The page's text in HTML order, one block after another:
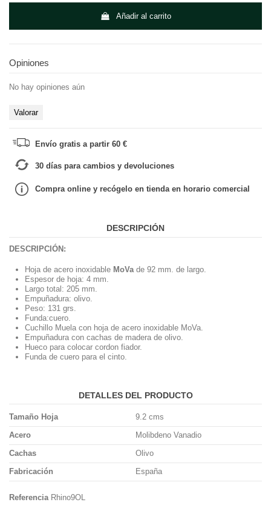
Añadir al carrito
Opiniones
No hay opiniones aún
Valorar
Envío gratis a partir 60 €
30 días para cambios y devoluciones
Compra online y recógelo en tienda en horario comercial
DESCRIPCIÓN
DESCRIPCIÓN:
Hoja de acero inoxidable MoVa de 92 mm. de largo.
Espesor de hoja: 4 mm.
Largo total: 205 mm.
Empuñadura: olivo.
Peso: 131 grs.
Funda:cuero.
Cuchillo Muela con hoja de acero inoxidable MoVa.
Empuñadura con cachas de madera de olivo.
Hueco para colocar cordon fiador.
Funda de cuero para el cinto.
DETALLES DEL PRODUCTO
Tamaño Hoja
9.2 cms
Acero
Molibdeno Vanadio
Cachas
Olivo
Fabricación
España
Referencia Rhino9OL